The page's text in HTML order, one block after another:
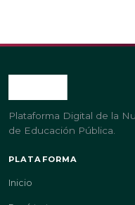
Plataforma Digital de la
de Educación Pública.
PLATAFORMA
Inicio